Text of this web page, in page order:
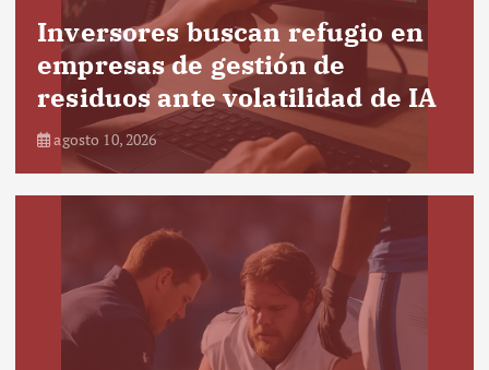
Inversores buscan refugio en
empresas de gestión de
residuos ante volatilidad de IA
agosto 10, 2026